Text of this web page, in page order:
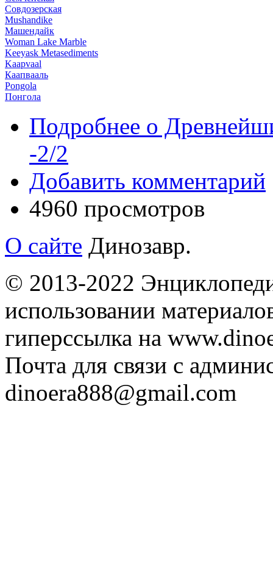
Совдозерская
Mushandike
Машендайк
Woman Lake Marble
Keeyask Metasediments
Kaapvaal
Каапвааль
Pongola
Понгола
Подробнее о
-2/2
Добавить комментарий
4960 просмотров
О сайте Динозавр.
© 2013-2022
использовании
гиперссылка на
Почта для связи с
dinoera888@gmail.com